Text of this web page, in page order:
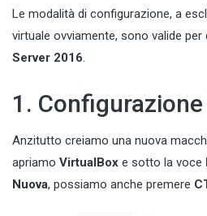
Le modalità di configurazione, a
virtuale ovviamente, sono valide per
Server 2016.
1.
Anzitutto creiamo una nuova
apriamo VirtualBox e sotto la voce
Nuova, possiamo anche premere